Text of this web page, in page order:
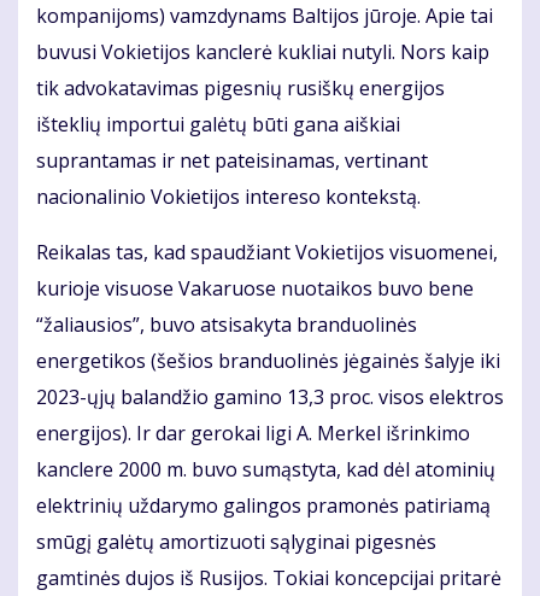
kompanijoms) vamzdynams Baltijos jūroje. Apie tai
buvusi Vokietijos kanclerė kukliai nutyli. Nors kaip
tik advokatavimas pigesnių rusiškų energijos
išteklių importui galėtų būti gana aiškiai
suprantamas ir net pateisinamas, vertinant
nacionalinio Vokietijos intereso kontekstą.
Reikalas tas, kad spaudžiant Vokietijos visuomenei,
kurioje visuose Vakaruose nuotaikos buvo bene
“žaliausios”, buvo atsisakyta branduolinės
energetikos (šešios branduolinės jėgainės šalyje iki
2023-ųjų balandžio gamino 13,3 proc. visos elektros
energijos). Ir dar gerokai ligi A. Merkel išrinkimo
kanclere 2000 m. buvo sumąstyta, kad dėl atominių
elektrinių uždarymo galingos pramonės patiriamą
smūgį galėtų amortizuoti sąlyginai pigesnės
gamtinės dujos iš Rusijos. Tokiai koncepcijai pritarė